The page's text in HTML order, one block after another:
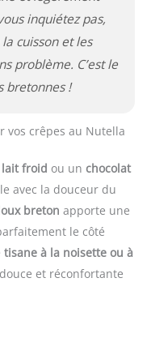
inquiétez pas,
cuisson et les
problème. C’est le
bretonnes !
vos crêpes au Nutella
lait froid ou un chocolat
avec la douceur du
breton apporte une
le côté
tisane à la noisette ou à
et réconfortante